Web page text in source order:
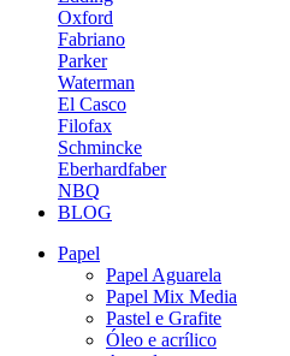
Oxford
Fabriano
Parker
Waterman
El Casco
Filofax
Schmincke
Eberhardfaber
NBQ
BLOG
Papel
Papel Aguarela
Papel Mix Media
Pastel e Grafite
Óleo e acrílico